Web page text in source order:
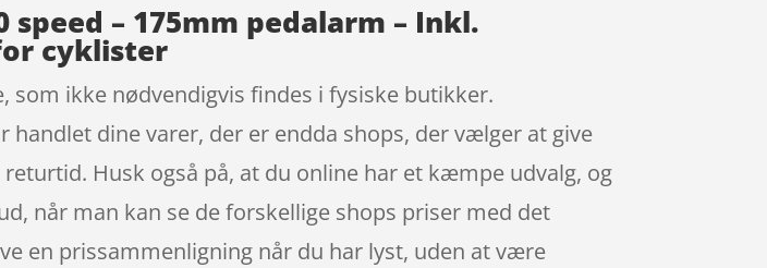
speed – 175mm pedalarm – Inkl.
cyklister
som ikke nødvendigvis findes i fysiske butikker.
dine varer, der er endda shops, der vælger at give
Husk også på, at du online har et kæmpe udvalg, og
når man kan se de forskellige shops priser med det
en prissammenligning når du har lyst, uden at være